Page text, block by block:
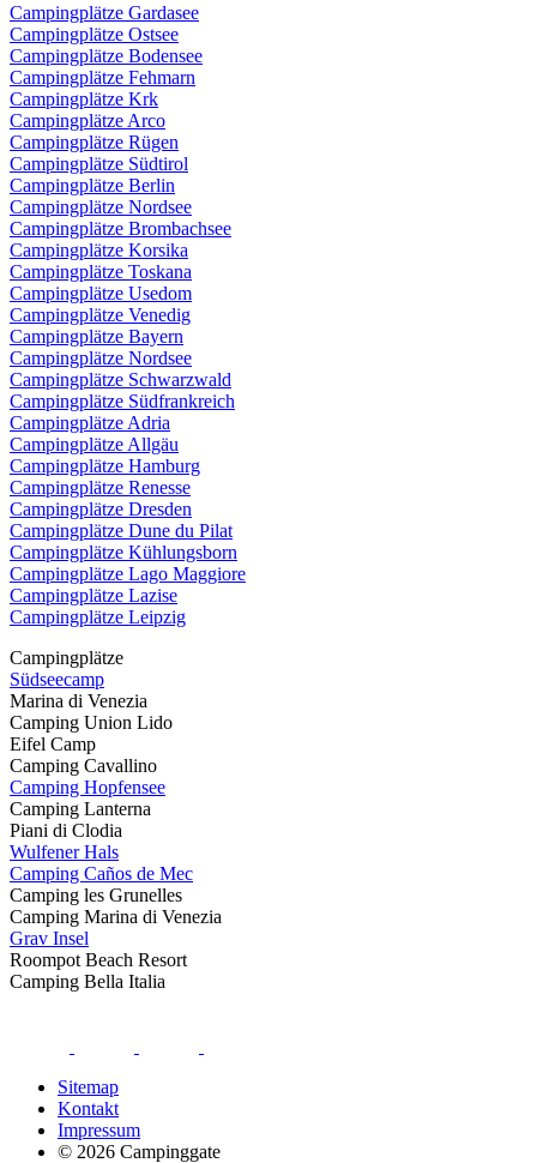
Campingplätze Gardasee
Campingplätze Ostsee
Campingplätze Bodensee
Campingplätze Fehmarn
Campingplätze Krk
Campingplätze Arco
Campingplätze Rügen
Campingplätze Südtirol
Campingplätze Berlin
Campingplätze Nordsee
Campingplätze Brombachsee
Campingplätze Korsika
Campingplätze Toskana
Campingplätze Usedom
Campingplätze Venedig
Campingplätze Bayern
Campingplätze Nordsee
Campingplätze Schwarzwald
Campingplätze Südfrankreich
Campingplätze Adria
Campingplätze Allgäu
Campingplätze Hamburg
Campingplätze Renesse
Campingplätze Dresden
Campingplätze Dune du Pilat
Campingplätze Kühlungsborn
Campingplätze Lago Maggiore
Campingplätze Lazise
Campingplätze Leipzig
Campingplätze
Südseecamp
Marina di Venezia
Camping Union Lido
Eifel Camp
Camping Cavallino
Camping Hopfensee
Camping Lanterna
Piani di Clodia
Wulfener Hals
Camping Caños de Mec
Camping les Grunelles
Camping Marina di Venezia
Grav Insel
Roompot Beach Resort
Camping Bella Italia
Sitemap
Kontakt
Impressum
© 2026 Campinggate